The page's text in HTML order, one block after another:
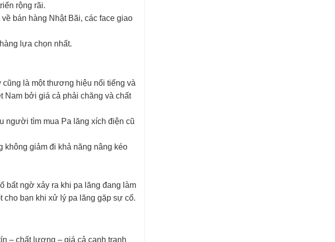
rộng rãi.
bán hàng Nhật Bãi, các face giao
lựa chọn nhất.
là một thương hiệu nổi tiếng và
Nam bởi giá cả phải chăng và chất
người tìm mua Pa lăng xích điện cũ
không giảm đi khả năng nâng kéo
bất ngờ xảy ra khi pa lăng đang làm
cho bạn khi xử lý pa lăng gặp sự cố.
– chất lượng – giá cả cạnh tranh